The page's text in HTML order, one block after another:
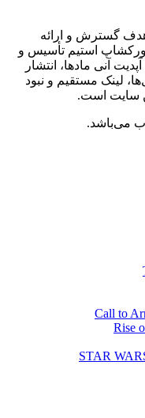
مادکلاب در بهمن سال 1401 با هدف گسترش و ارائه
ورکشاپ استیم تأسیس و
آنی مادها، انتشار
لینک مستقیم و نبود
سایت است.
می‌باشد.
Call to
Rise
STAR